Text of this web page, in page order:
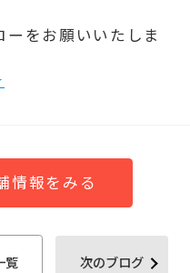
をお願いいたしま
情報をみる
覧 次のブログ